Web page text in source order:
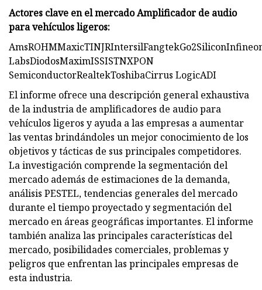
Actores clave en el mercado Amplificador de audio
para vehículos ligeros:
LabsDiodosMaximISSISTNXPON
SemiconductorRealtekToshibaCirrus LogicADI
El informe ofrece una descripción general exhaustiva
de la industria de amplificadores de audio para
vehículos ligeros y ayuda a las empresas a aumentar
las ventas brindándoles un mejor conocimiento de los
objetivos y tácticas de sus principales competidores.
La investigación comprende la segmentación del
mercado además de estimaciones de la demanda,
análisis PESTEL, tendencias generales del mercado
durante el tiempo proyectado y segmentación del
mercado en áreas geográficas importantes. El informe
también analiza las principales características del
mercado, posibilidades comerciales, problemas y
peligros que enfrentan las principales empresas de
esta industria.